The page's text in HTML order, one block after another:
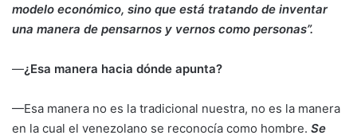
modelo económico, sino que está tratando de inventar
una manera de pensarnos y vernos como personas”.
—¿Esa manera hacia dónde apunta?
—Esa manera no es la tradicional nuestra, no es la manera
en la cual el venezolano se reconocía como hombre. Se